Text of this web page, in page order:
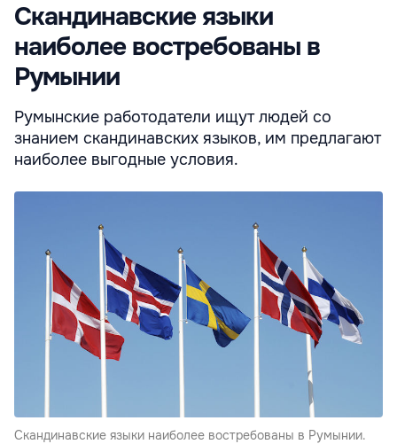
Скандинавские языки
наиболее востребованы в
Румынии
Румынские работодатели ищут людей со
знанием скандинавских языков, им предлагают
наиболее выгодные условия.
Скандинавские языки наиболее востребованы в Румынии.